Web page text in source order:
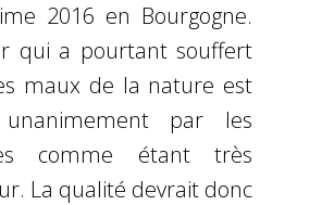
2016 en Bourgogne.
qui a pourtant souffert
maux de la nature est
par les
comme étant très
La qualité devrait donc